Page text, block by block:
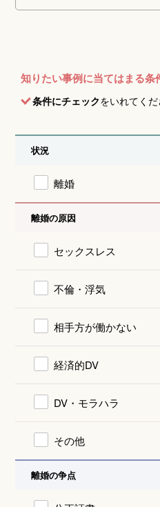
知りたい事例に当てはまる条
条件にチェックをいれてくだ
状況
離婚
離婚の原因
セックスレス
不倫・浮気
相手方が働かない
経済的DV
DV・モラハラ
その他
離婚の争点